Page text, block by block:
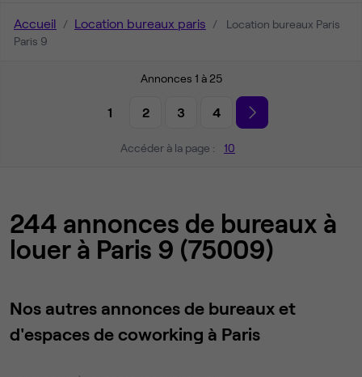
Accueil Location bureaux paris
Location bureaux Paris
Paris 9
Annonces 1 à 25
1 2 3 4
Accéder à la page : 10
244 annonces de bureaux à
louer à Paris 9 (75009)
Nos autres annonces de bureaux et
d'espaces de coworking à Paris